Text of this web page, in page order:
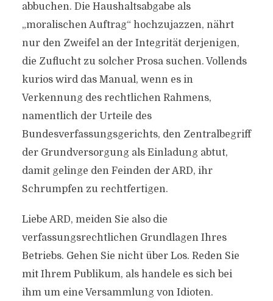
abbuchen. Die Haushaltsabgabe als
„moralischen Auftrag“ hochzujazzen, nährt
nur den Zweifel an der Integrität derjenigen,
die Zuflucht zu solcher Prosa suchen. Vollends
kurios wird das Manual, wenn es in
Verkennung des rechtlichen Rahmens,
namentlich der Urteile des
Bundesverfassungsgerichts, den Zentralbegriff
der Grundversorgung als Einladung abtut,
damit gelinge den Feinden der ARD, ihr
Schrumpfen zu rechtfertigen.
Liebe ARD, meiden Sie also die
verfassungsrechtlichen Grundlagen Ihres
Betriebs. Gehen Sie nicht über Los. Reden Sie
mit Ihrem Publikum, als handele es sich bei
ihm um eine Versammlung von Idioten.